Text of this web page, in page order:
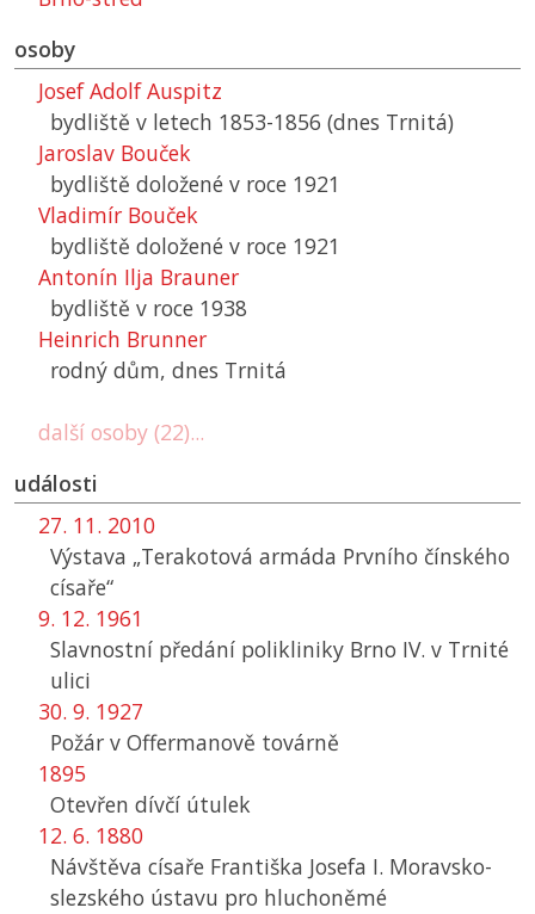
osoby
Josef Adolf Auspitz
bydliště v letech 1853-1856 (dnes Trnitá)
Jaroslav Bouček
bydliště doložené v roce 1921
Vladimír Bouček
bydliště doložené v roce 1921
Antonín Ilja Brauner
bydliště v roce 1938
Heinrich Brunner
rodný dům, dnes Trnitá
další osoby (22)...
události
27. 11. 2010
Výstava „Terakotová armáda Prvního čínského
císaře“
9. 12. 1961
Slavnostní předání polikliniky Brno IV. v Trnité
ulici
30. 9. 1927
Požár v Offermanově továrně
1895
Otevřen dívčí útulek
12. 6. 1880
Návštěva císaře Františka Josefa I. Moravsko-
slezského ústavu pro hluchoněmé